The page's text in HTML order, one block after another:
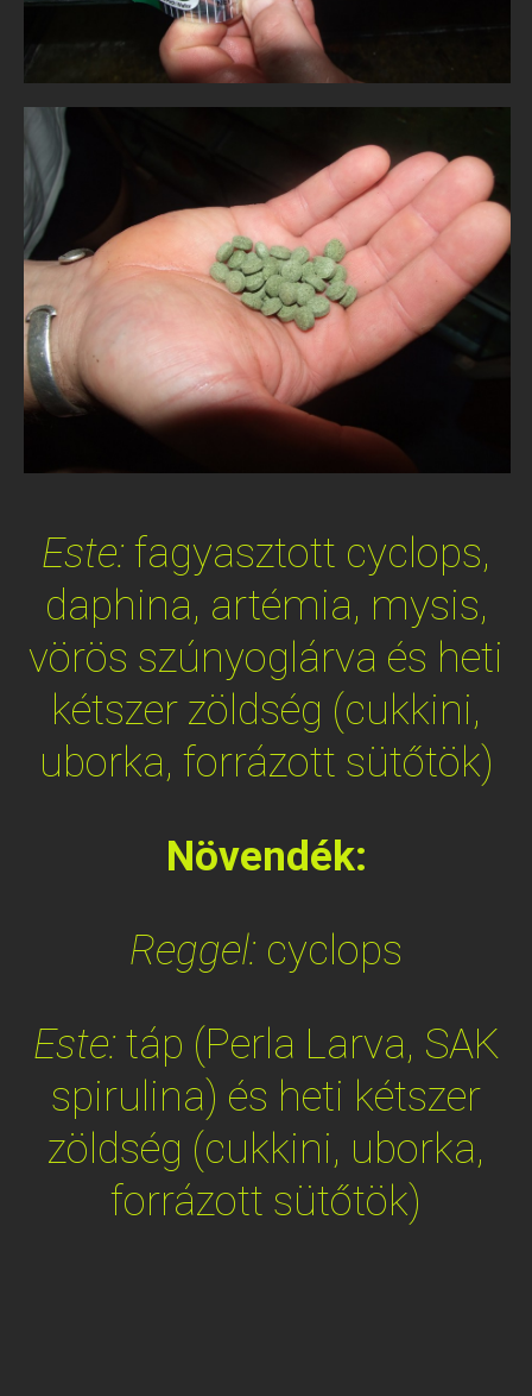
Este: fagyasztott cyclops,
daphina, artémia, mysis,
vörös szúnyoglárva és heti
kétszer zöldség (cukkini,
uborka, forrázott sütőtök)
Növendék:
Reggel: cyclops
Este: táp (Perla Larva, SAK
spirulina) és heti kétszer
zöldség (cukkini, uborka,
forrázott sütőtök)